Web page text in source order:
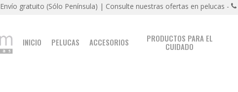
Envío gratuito (Sólo Península) | Consulte nuestras ofertas en pelucas -
INICIO PELUCAS ACCESORIOS PRODUCTOS PARA EL
CUIDADO